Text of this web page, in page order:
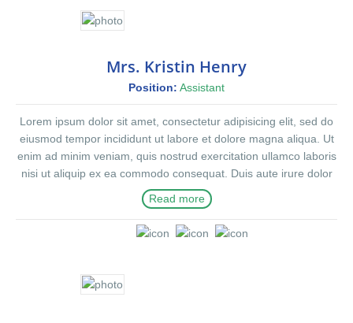
Mrs. Kristin Henry
Position: Assistant
Lorem ipsum dolor sit amet, consectetur adipisicing elit, sed do
eiusmod tempor incididunt ut labore et dolore magna aliqua. Ut
enim ad minim veniam, quis nostrud exercitation ullamco laboris
nisi ut aliquip ex ea commodo consequat. Duis aute irure dolor
in reprehenderit in voluptte velit. Lorem ipsum dolor sit amet,
consectetur adipisicing elit, sed do eiusmod tempor incididunt ut
labore et dolore magna aliqua. Ut enim ad minim veniam, quis
voluptate velit.Lorem ipsum dolor amet laboris consectetur
adipisicing elit, sed do eiusmod tempor incididunt ut labore et
Read more